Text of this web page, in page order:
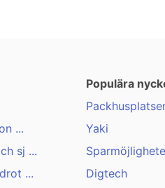
...
sj ...
...
Populära
Yaki
Digtech